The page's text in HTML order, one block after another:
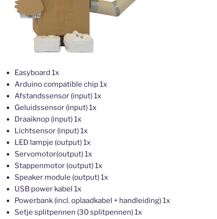
Easyboard 1x
Arduino compatible chip 1x
Afstandssensor (input) 1x
Geluidssensor (input) 1x
Draaiknop (input) 1x
Lichtsensor (input) 1x
LED lampje (output) 1x
Servomotor(output) 1x
Stappenmotor (output) 1x
Speaker module (output) 1x
USB power kabel 1x
Powerbank (incl. oplaadkabel + handleiding) 1x
Setje splitpennen (30 splitpennen) 1x